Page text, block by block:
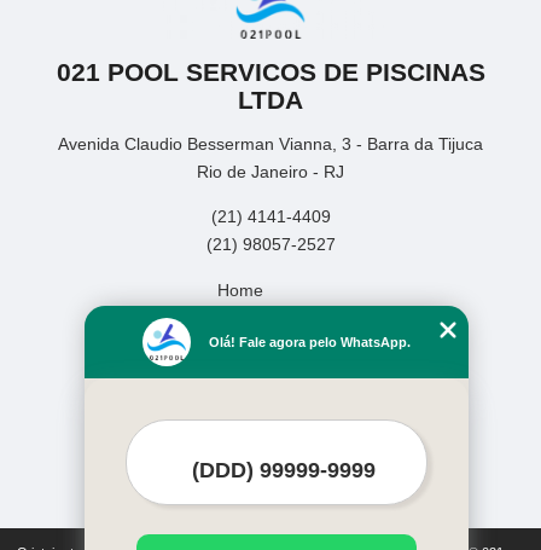
021 POOL SERVICOS DE PISCINAS
LTDA
Avenida Claudio Besserman Vianna, 3 - Barra da Tijuca
Rio de Janeiro - RJ
(21) 4141-4409
(21) 98057-2527
Home
Missão
Serviços
Mais Serviços
Olá! Fale agora pelo WhatsApp.